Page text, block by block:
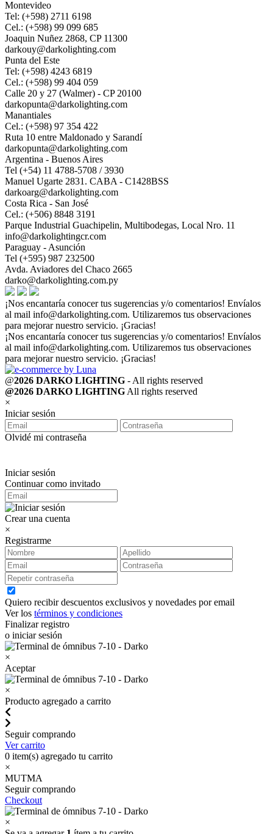
Montevideo
Tel: (+598) 2711 6198
Cel.: (+598) 99 099 685
Joaquin Nuñez 2868, CP 11300
darkouy@darkolighting.com
Punta del Este
Tel: (+598) 4243 6819
Cel.: (+598) 99 404 059
Calle 20 y 27 (Walmer) - CP 20100
darkopunta@darkolighting.com
Manantiales
Cel.: (+598) 97 354 422
Ruta 10 entre Maldonado y Sarandí
darkopunta@darkolighting.com
Argentina - Buenos Aires
Tel (+54) 11 4788-5708 / 3930
Manuel Ugarte 2831. CABA - C1428BSS
darkoarg@darkolighting.com
Costa Rica - San José
Cel.: (+506) 8848 3191
Parque Industrial Guachipelin, Multibodegas, Local Nro. 11
info@darkolightingcr.com
Paraguay - Asunción
Tel (+595) 987 232500
Avda. Aviadores del Chaco 2665
darko@darkolighting.com.py
¡Nos encantaría conocer tus sugerencias y/o comentarios! Envíalos
al mail info@darkolighting.com. Utilizaremos tus observaciones
para mejorar nuestro servicio. ¡Gracias!
¡Nos encantaría conocer tus sugerencias y/o comentarios! Envíalos
al mail info@darkolighting.com. Utilizaremos tus observaciones
para mejorar nuestro servicio. ¡Gracias!
@2026 DARKO LIGHTING - All rights reserved
@2026 DARKO LIGHTING All rights reserved
×
Iniciar sesión
Olvidé mi contraseña
Iniciar sesión
Continuar como invitado
Crear una cuenta
×
Registrarme
Quiero recibir descuentos exclusivos y novedades por email
Ver los términos y condiciones
Finalizar registro
o iniciar sesión
×
Aceptar
×
Producto agregado a carrito
Seguir comprando
Ver carrito
0 item(s) agregado tu carrito
×
MUTMA
Seguir comprando
Checkout
×